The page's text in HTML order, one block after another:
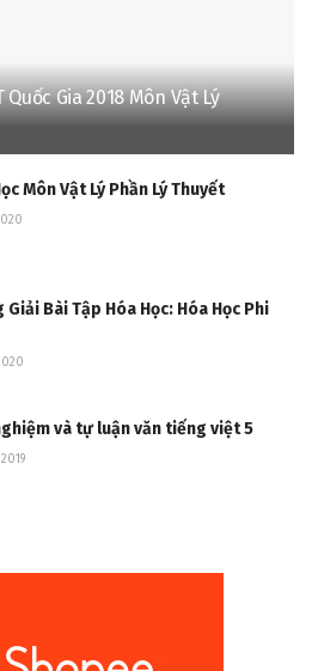
Gia 2018 Môn Vật Lý
Môn Vật Lý Phần Lý Thuyết
Giải Bài Tập Hóa Học: Hóa Học Phi
và tự luận văn tiếng việt 5